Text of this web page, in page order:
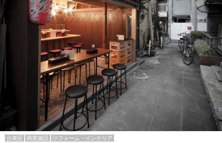
台東区 商業施設 リフォーム・インテリア